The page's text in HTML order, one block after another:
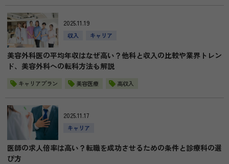
2025.11.19
収入 キャリア
美容外科医の平均年収はなぜ高い？他科と収入の比較や業界トレン
ド、美容外科への転科方法も解説
キャリアプラン 美容医療 高収入
2025.11.17
キャリア
医師の求人倍率は高い？転職を成功させるための条件と診療科の選
び方